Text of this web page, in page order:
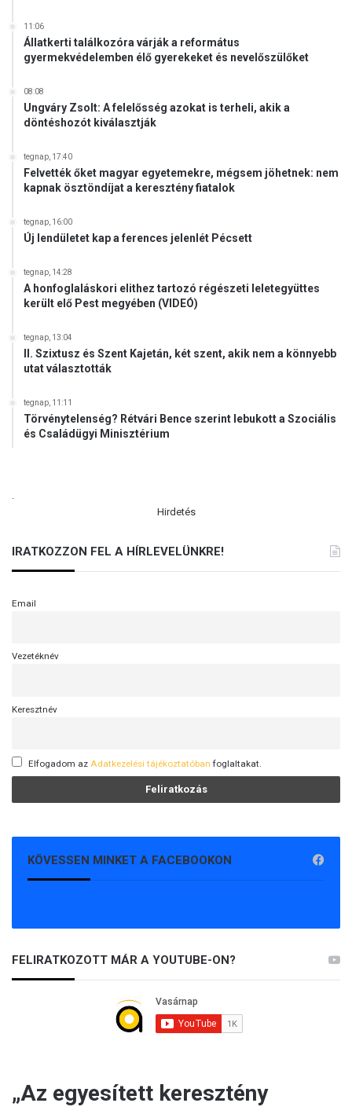
11:06
Állatkerti találkozóra várják a református
gyermekvédelemben élő gyerekeket és nevelőszülőket
08:08
Ungváry Zsolt: A felelősség azokat is terheli, akik a
döntéshozót kiválasztják
tegnap, 17:40
Felvették őket magyar egyetemekre, mégsem jöhetnek: nem
kapnak ösztöndíjat a keresztény fiatalok
tegnap, 16:00
Új lendületet kap a ferences jelenlét Pécsett
tegnap, 14:28
A honfoglaláskori elithez tartozó régészeti leletegyüttes
került elő Pest megyében (VIDEÓ)
tegnap, 13:04
II. Szixtusz és Szent Kajetán, két szent, akik nem a könnyebb
utat választották
tegnap, 11:11
Törvénytelenség? Rétvári Bence szerint lebukott a Szociális
és Családügyi Minisztérium
.
Hirdetés
IRATKOZZON FEL A HÍRLEVELÜNKRE!
Email
Vezetéknév
Keresztnév
Elfogadom az Adatkezelési tájékoztatóban foglaltakat.
KÖVESSEN MINKET A FACEBOOKON
FELIRATKOZOTT MÁR A YOUTUBE-ON?